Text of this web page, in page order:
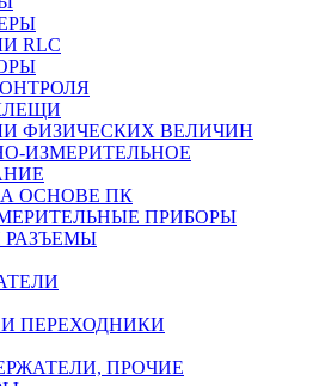
RLC
ФИЗИЧЕСКИХ ВЕЛИЧИН
ИЗМЕРИТЕЛЬНОЕ
ОСНОВЕ ПК
ПРИБОРЫ
ПЕРЕХОДНИКИ
ПРОЧИЕ